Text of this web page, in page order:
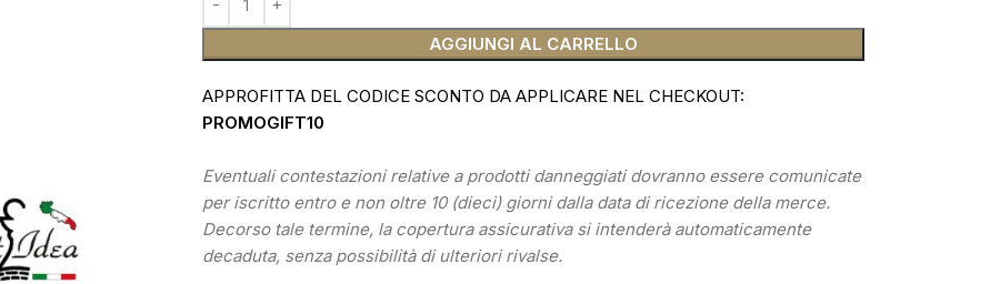
AGGIUNGI AL CARRELLO
APPROFITTA DEL CODICE SCONTO DA APPLICARE NEL CHECKOUT:
PROMOGIFT10
Eventuali contestazioni relative a prodotti danneggiati dovranno essere comunicate
per iscritto entro e non oltre 10 (dieci) giorni dalla data di ricezione della merce.
Decorso tale termine, la copertura assicurativa si intenderà automaticamente
decaduta, senza possibilità di ulteriori rivalse.